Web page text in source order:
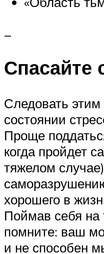
Спасайте
Следовать этим
состоянии
Проще
когда пройдет
тяжелом
хорошего в
Поймав себя на
помните: ваш
и не способен